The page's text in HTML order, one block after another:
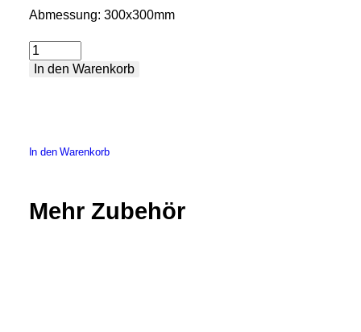
Abmessung: 300x300mm
Verschiebbare
Klemme
In den Warenkorb
In den Warenkorb
Mehr Zubehör